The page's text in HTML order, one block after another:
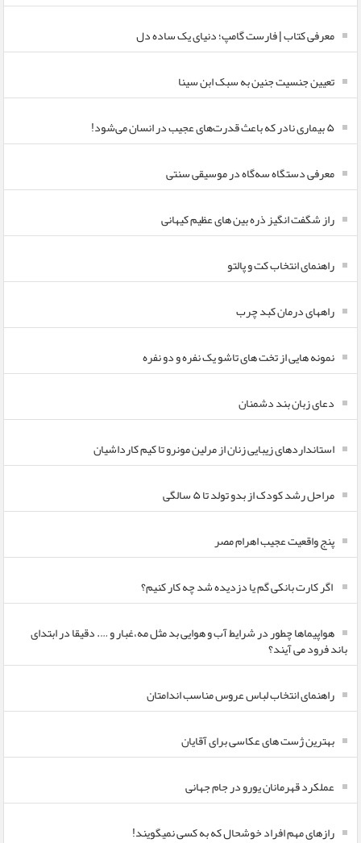
معرفی کتاب | فارست گامپ؛ دنیای یک ساده دل
تعیین جنسیت جنین به سبک ابن سینا
۵ بیماری نادر که باعث قدرت‌های عجیب در انسان می‌شود!
معرفی دستگاه سه‌گاه در موسیقی سنتی
راز شگفت انگیز ذره بین های عظیم کیهانی
راهنمای انتخاب کت و پالتو
راههای درمان کبد چرب
نمونه هایی از تخت های تاشو یک نفره و دو نفره
دعای زبان بند دشمنان
استانداردهای زیبایی زنان از مرلین مونرو تا کیم کارداشیان
مراحل رشد کودک از بدو تولد تا ۵ سالگی
پنج واقعیت عجیب اهرام مصر
اگر کارت بانکی گم یا دزدیده شد چه کار کنیم؟
هواپیماها چطور در شرایط آب و هوایی بد مثل مه،غبار و …. دقیقا در ابتدای
باند فرود می آیند؟
راهنمای انتخاب لباس عروس مناسب اندامتان
بهترین ژست های عکاسی برای آقایان
عملکرد قهرمانان یورو در جام جهانی
رازهای مهم افراد خوشحال که به کسی نمیگویند!